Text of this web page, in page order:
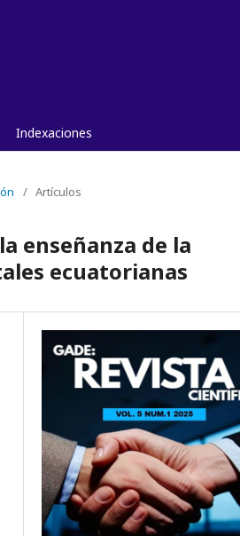
Indexaciones
/ Artículos
enseñanza de la
ecuatorianas